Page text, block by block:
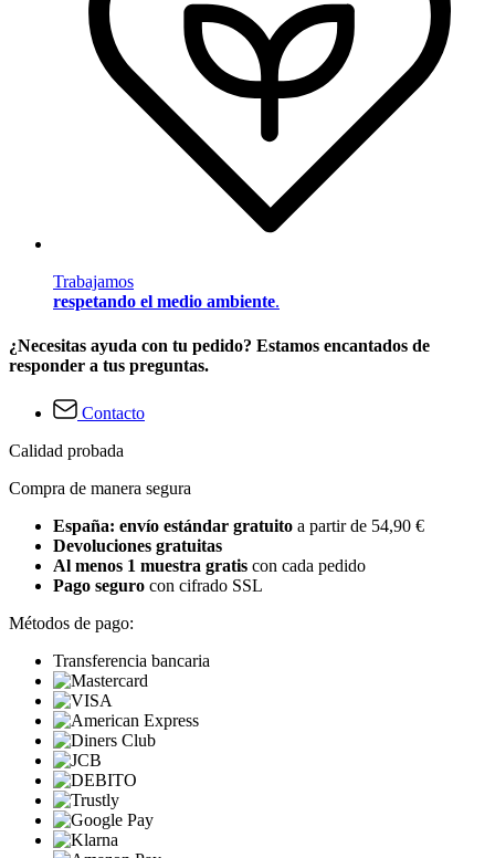
Trabajamos
respetando el medio ambiente.
¿Necesitas ayuda con tu pedido? Estamos encantados de
responder a tus preguntas.
Contacto
Calidad probada
Compra de manera segura
España: envío estándar gratuito a partir de 54,90 €
Devoluciones gratuitas
Al menos 1 muestra gratis con cada pedido
Pago seguro con cifrado SSL
Métodos de pago:
Transferencia bancaria